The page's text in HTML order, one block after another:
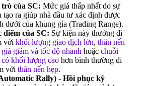
của SC: Mức giá thấp nhất do sự
tạo ra giúp nhà đầu tư xác định được
dưới của khung gía (Trading Range).
điểm của SC: Sự kiện này thường đi
với khối lượng giao dịch lớn, thân nến
giá giảm và tốc độ nhanh hoặc chuỗi
có khối lượng cao hơn bình thường đi
với thân nến hẹp.
Rally) - Hồi phục kỹ